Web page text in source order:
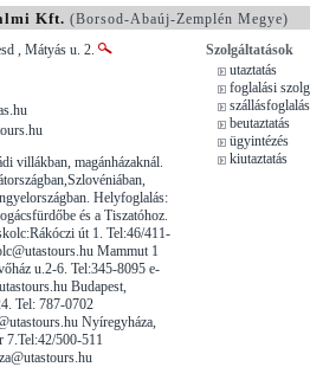
Kft. (Borsod-Abaúj-Zemplén Megye)
, Mátyás u. 2.
villákban, magánházaknál.
Helyfoglalás:
és a Tiszatóhoz.
út 1. Tel:46/411-
Mammut 1
u.2-6. Tel:345-8095 e-
Budapest,
Tel: 787-0702
Nyíregyháza,
7.Tel:42/500-511
Szolgáltatások
utaztatás
foglalási
szállásfoglalás
beutaztatás
ügyintézés
kiutaztatás